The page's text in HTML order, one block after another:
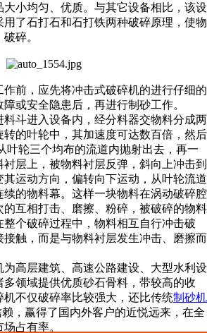
大小均匀、优质。与其它设备相比，该设
了石打石和石打铁两种破碎原理，使物
破碎。
前，应先将冲击式破碎机的进行仔细的
或安全隐患后，再进行制砂工作。
斗进入设备内，经分料器交物料分成两
的叶轮中，其加速度可达数百倍，然后
叶轮三个均布的流道内抛射出去，再一
层上，被物料衬层反弹，斜向上冲击到
运动方向，偏转向下运动，从叶轮流道
续的物料幕。这样一块物料在涡动破碎腔
的互相打击、磨擦、粉碎，被破碎的物料
个破碎过程中，物料相互自行冲击破
触，而是与物料衬层发生冲击、磨擦而
高层建筑、高速公路建设、大型水利设
领域提供优质砂石骨料，带较高的收
不仅破碎率比较强大，还比传统制砂机
，赢得了国内外客户的近悦远来，在全
场占有率。